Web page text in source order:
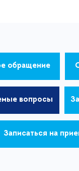
обращение
вопросы
Записаться на